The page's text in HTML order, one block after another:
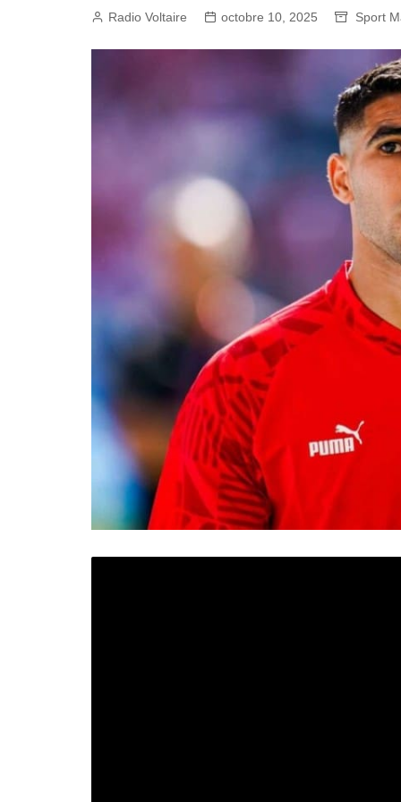
Radio Voltaire octobre 10, 2025 Sport